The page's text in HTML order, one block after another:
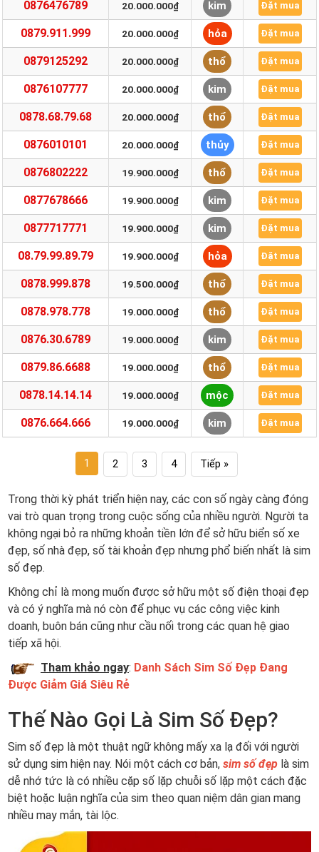
0876476789 20.000.000₫ kim Đặt mua
0879.911.999 20.000.000₫ hỏa Đặt mua
0879125292 20.000.000₫ thổ Đặt mua
0876107777 20.000.000₫ kim Đặt mua
0878.68.79.68 20.000.000₫ thổ Đặt mua
0876010101 20.000.000₫ thủy Đặt mua
0876802222 19.900.000₫ thổ Đặt mua
0877678666 19.900.000₫ kim Đặt mua
0877717771 19.900.000₫ kim Đặt mua
08.79.99.89.79 19.900.000₫ hỏa Đặt mua
0878.999.878 19.500.000₫ thổ Đặt mua
0878.978.778 19.000.000₫ thổ Đặt mua
0876.30.6789 19.000.000₫ kim Đặt mua
0879.86.6688 19.000.000₫ thổ Đặt mua
0878.14.14.14 19.000.000₫ mộc Đặt mua
0876.664.666 19.000.000₫ kim Đặt mua
1 2 3 4 Tiếp »
Trong thời kỳ phát triển hiện nay, các con số ngày càng đóng
vai trò quan trọng trong cuộc sống của nhiều người. Người ta
không ngại bỏ ra những khoản tiền lớn để sở hữu biển số xe
đẹp, số nhà đẹp, số tài khoản đẹp nhưng phổ biến nhất là sim
số đẹp.
Không chỉ là mong muốn được sở hữu một số điện thoại đẹp
và có ý nghĩa mà nó còn để phục vụ các công việc kinh
doanh, buôn bán cũng như cầu nối trong các quan hệ giao
tiếp xã hội.
Tham khảo ngay: Danh Sách Sim Số Đẹp Đang
Được Giảm Giá Siêu Rẻ
Thế Nào Gọi Là Sim Số Đẹp?
Sim số đẹp là một thuật ngữ không mấy xa lạ đối với người
sử dụng sim hiện nay. Nói một cách cơ bản, sim số đẹp là sim
dễ nhớ tức là có nhiều cặp số lặp chuỗi số lặp một cách đặc
biệt hoặc luận nghĩa của sim theo quan niệm dân gian mang
nhiều may mắn, tài lộc.